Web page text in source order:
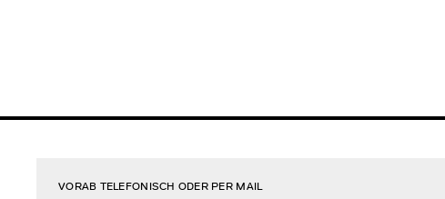
VORAB TELEFONISCH ODER PER MAIL